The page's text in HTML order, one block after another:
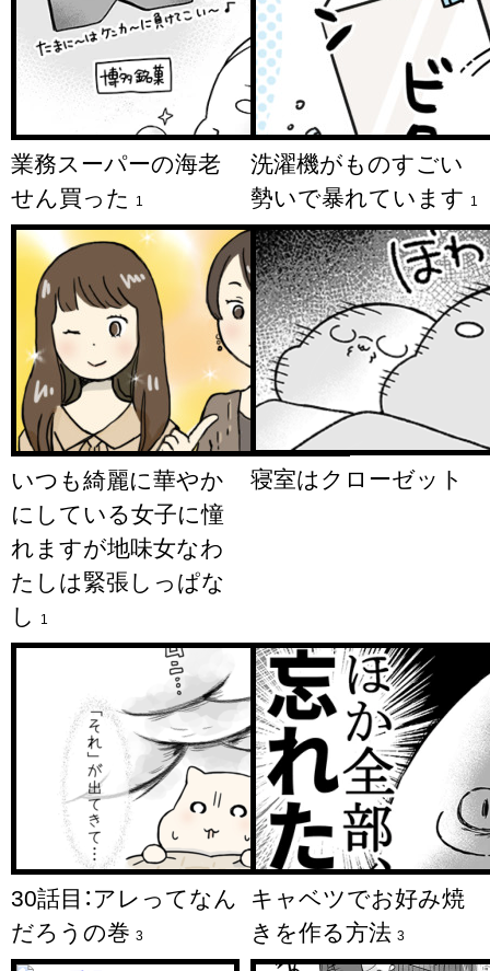
業務スーパーの海老
せん買った 1
洗濯機がものすごい
勢いで暴れています 1
いつも綺麗に華やか
にしている女子に憧
れますが地味女なわ
たしは緊張しっぱな
し 1
寝室はクローゼット
30話目：アレってなん
だろうの巻 3
キャベツでお好み焼
きを作る方法 3